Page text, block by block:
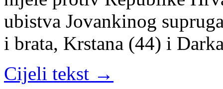
ubi­stva Jo­van­ki­nog
i bra­ta, Kr­sta­na (44) i
Cijeli tekst →